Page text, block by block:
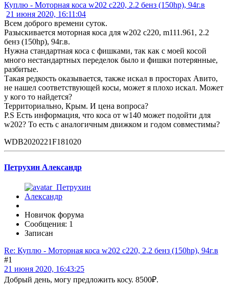
Куплю - Моторная коса w202 c220, 2.2 бенз (150hp), 94г.в
21 июня 2020, 16:11:04
Всем доброго времени суток.
Разыскивается моторная коса для w202 c220, m111.961, 2.2
бенз (150hp), 94г.в.
Нужна стандартная коса с фишками, так как с моей косой
много нестандартных переделок было и фишки потерянные,
разбитые.
Такая редкость оказывается, также искал в просторах Авито,
не нашел соответствующей косы, может я плохо искал. Может
у кого то найдется?
Территориально, Крым. И цена вопроса?
P.S Есть информация, что коса от w140 может подойти для
w202? То есть с аналогичным движком и годом совместимы?
WDB2020221F181020
Петрухин Александр
Новичок форума
Сообщения: 1
Записан
Re: Куплю - Моторная коса w202 c220, 2.2 бенз (150hp), 94г.в
#1
21 июня 2020, 16:43:25
Добрый день, могу предложить косу. 8500₽.